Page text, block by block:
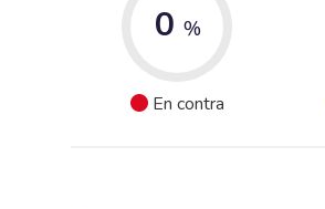
0 %
En contra